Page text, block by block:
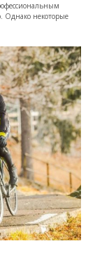
Однако некоторые